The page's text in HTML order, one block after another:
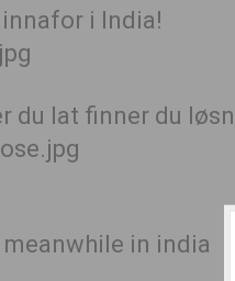
i India!
du lat finner du